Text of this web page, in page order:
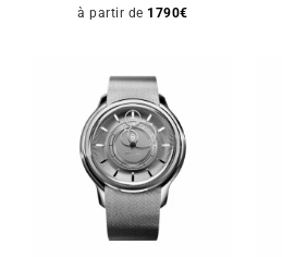
à partir de 1790€